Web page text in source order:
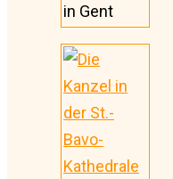
in Gent